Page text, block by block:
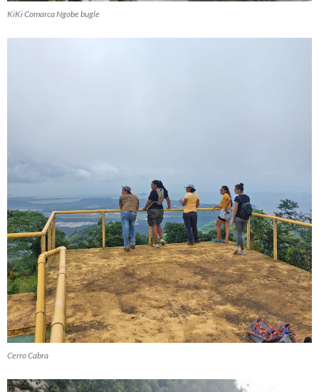
KiKi Comarca Ngobe bugle
Cerro Cabra